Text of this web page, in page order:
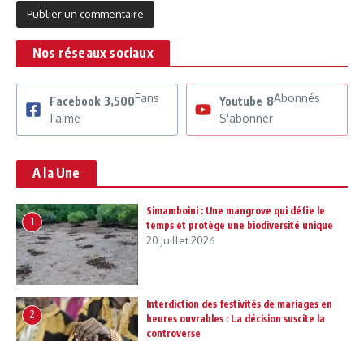
Nos réseaux sociaux
Facebook 3,500Fans
J'aime
Youtube 8Abonnés
S'abonner
A la Une
1
Simamboini : Une mangrove qui défie le
temps et protège une biodiversité unique
20 juillet 2026
2
Interdiction des festivités de mariages en
heures ouvrables : La décision suscite la
controverse